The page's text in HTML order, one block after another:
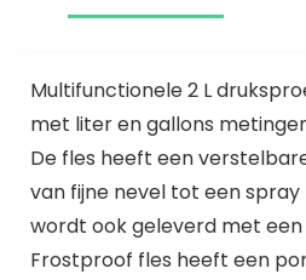
Multifunctionele 2 L
met liter en gallons
De fles heeft een
van fijne nevel tot een
wordt ook geleverd met
Frostproof fles heeft een